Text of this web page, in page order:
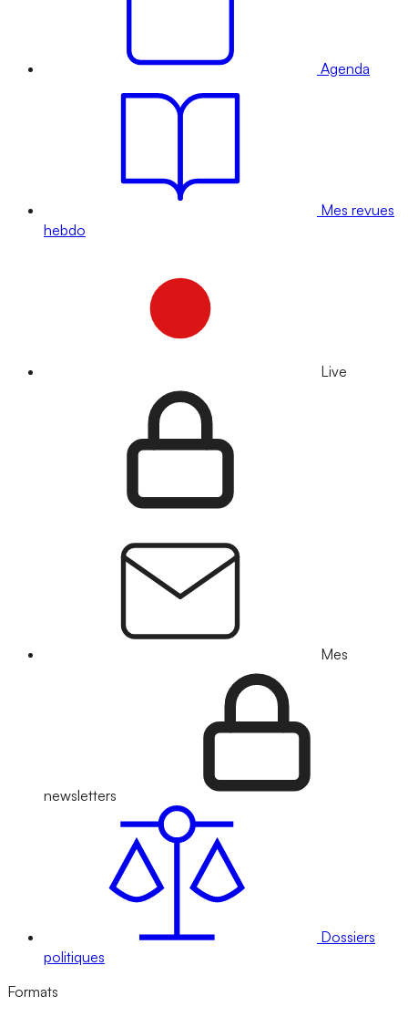
Agenda
Mes revues
hebdo
Live
Mes
newsletters
Dossiers
politiques
Formats